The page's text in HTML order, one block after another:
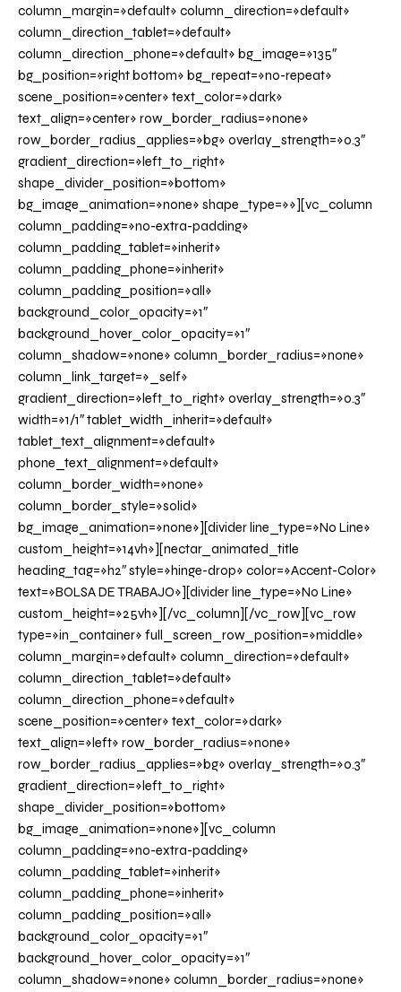
column_margin=»default» column_direction=»default»
column_direction_tablet=»default»
column_direction_phone=»default» bg_image=»135″
bg_position=»right bottom» bg_repeat=»no-repeat»
scene_position=»center» text_color=»dark»
text_align=»center» row_border_radius=»none»
row_border_radius_applies=»bg» overlay_strength=»0.3″
gradient_direction=»left_to_right»
shape_divider_position=»bottom»
bg_image_animation=»none» shape_type=»»][vc_column
column_padding=»no-extra-padding»
column_padding_tablet=»inherit»
column_padding_phone=»inherit»
column_padding_position=»all»
background_color_opacity=»1″
background_hover_color_opacity=»1″
column_shadow=»none» column_border_radius=»none»
column_link_target=»_self»
gradient_direction=»left_to_right» overlay_strength=»0.3″
width=»1/1″ tablet_width_inherit=»default»
tablet_text_alignment=»default»
phone_text_alignment=»default»
column_border_width=»none»
column_border_style=»solid»
bg_image_animation=»none»][divider line_type=»No Line»
custom_height=»14vh»][nectar_animated_title
heading_tag=»h2″ style=»hinge-drop» color=»Accent-Color»
text=»BOLSA DE TRABAJO»][divider line_type=»No Line»
custom_height=»25vh»][/vc_column][/vc_row][vc_row
type=»in_container» full_screen_row_position=»middle»
column_margin=»default» column_direction=»default»
column_direction_tablet=»default»
column_direction_phone=»default»
scene_position=»center» text_color=»dark»
text_align=»left» row_border_radius=»none»
row_border_radius_applies=»bg» overlay_strength=»0.3″
gradient_direction=»left_to_right»
shape_divider_position=»bottom»
bg_image_animation=»none»][vc_column
column_padding=»no-extra-padding»
column_padding_tablet=»inherit»
column_padding_phone=»inherit»
column_padding_position=»all»
background_color_opacity=»1″
background_hover_color_opacity=»1″
column_shadow=»none» column_border_radius=»none»